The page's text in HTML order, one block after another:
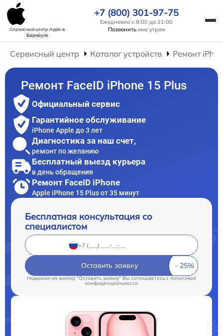
Сервисный центр Appleв
Барнауле
+7 (800) 301-97-75
Ежедневно с 9:00 до 21:00
Позвонить мне утром
Сервисный центр Каталог устройств Ремонт
Ремонт FaceID iPhone 15 Plus
Официальный сервис
Гарантийное обслуживание
iPhone Apple до 3 лет
Диагностика за наш счет,
ремонт по желанию
Бесплатный выезд курьера
в день обращения
Ремонт FaceID iPhone
Apple iPhone 15 Plus от 35 минут
Бесплатная консультация со
специалистом
Оставить заявку
Нажимая на кнопку "Оставить заявку" Вы соглашаетесь cполитикой
конфиденциальности